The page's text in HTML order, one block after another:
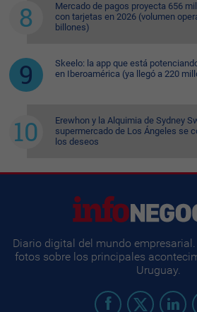
Mercado de pagos proyecta 656
con tarjetas en 2026 (volumen
billones)
Skeelo: la app que está
en Iberoamérica (ya llegó a 220
Erewhon y la Alquimia de Sydney
supermercado de Los Ángeles se
los deseos
Diario digital del mundo
fotos sobre los principales
Uruguay.